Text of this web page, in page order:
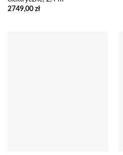
2749,00 zł